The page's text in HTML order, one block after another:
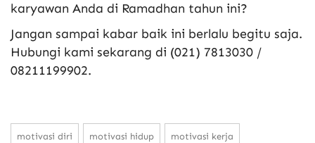
karyawan Anda di Ramadhan tahun ini?
Jangan sampai kabar baik ini berlalu begitu saja.
Hubungi kami sekarang di (021) 7813030 /
08211199902.
motivasi diri motivasi hidup motivasi kerja